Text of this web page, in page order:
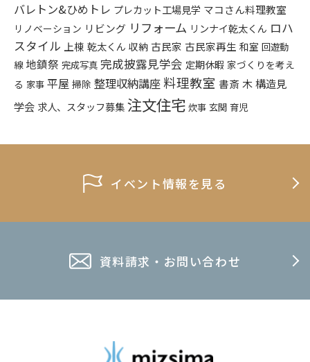
バレトン&ひめトレ プレカット工場見学 マコさん料理教室
リノベーション リビング リフォーム リンナイ乾太くん ロハ
スタイル 上棟 乾太くん 収納 古民家 古民家再生 和室 回遊動
線 地鎮祭 完成写真 完成披露見学会 定期休暇 家づくりを考え
る 家事 平屋 掃除 整理収納講座料理教室 書斎 木構造見
学会 求人、スタッフ募集注文住宅 炊事 玄関 育児
イベント情報を見る
資料請求・お問い合わせ